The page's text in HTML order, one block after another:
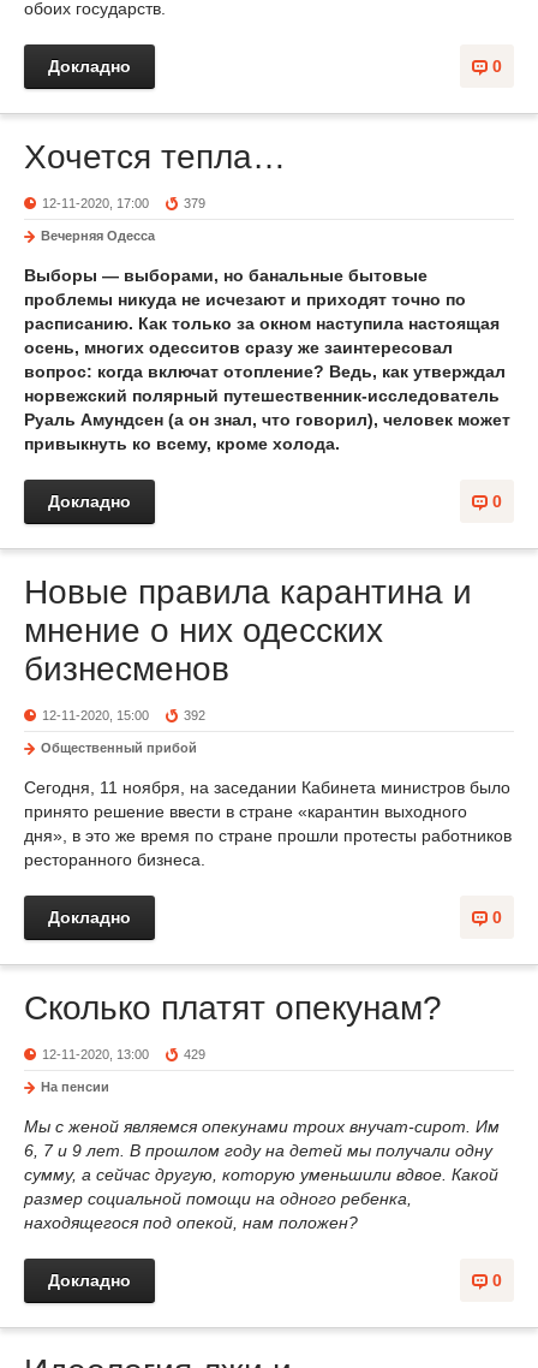
обоих государств.
0
Докладно
Хочется тепла…
12-11-2020, 17:00 379
Вечерняя Одесса
Выборы — выборами, но банальные бытовые
проблемы никуда не исчезают и приходят точно по
расписанию. Как только за окном наступила настоящая
осень, многих одесситов сразу же заинтересовал
вопрос: когда включат отопление? Ведь, как утверждал
норвежский полярный путешественник-исследователь
Руаль Амундсен (а он знал, что говорил), человек может
привыкнуть ко всему, кроме холода.
0
Докладно
Новые правила карантина и
мнение о них одесских
бизнесменов
12-11-2020, 15:00 392
Общественный прибой
Сегодня, 11 ноября, на заседании Кабинета министров было
принято решение ввести в стране «карантин выходного
дня», в это же время по стране прошли протесты работников
ресторанного бизнеса.
0
Докладно
Сколько платят опекунам?
12-11-2020, 13:00 429
На пенсии
Мы с женой являемся опекунами троих внучат-сирот. Им
6, 7 и 9 лет. В прошлом году на детей мы получали одну
сумму, а сейчас другую, которую уменьшили вдвое. Какой
размер социальной помощи на одного ребенка,
находящегося под опекой, нам положен?
0
Докладно